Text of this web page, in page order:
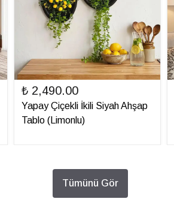
₺ 2,490.00
Yapay Çiçekli İkili Siyah Ahşap
Tablo (Limonlu)
Tümünü Gör